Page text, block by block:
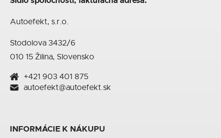
Autoefekt, s.r.o.
Stodolova 3432/6
010 15 Žilina, Slovensko
+421 903 401 875
autoefekt@autoefekt.sk
INFORMÁCIE K NÁKUPU